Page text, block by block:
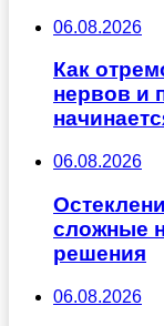
06.08.2026
Как
нервов и
06.08.2026
сложные
решения
06.08.2026